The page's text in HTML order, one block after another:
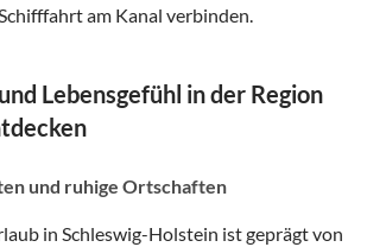
am Kanal verbinden.
Lebensgefühl in der Region
und ruhige Ortschaften
in Schleswig-Holstein ist geprägt von